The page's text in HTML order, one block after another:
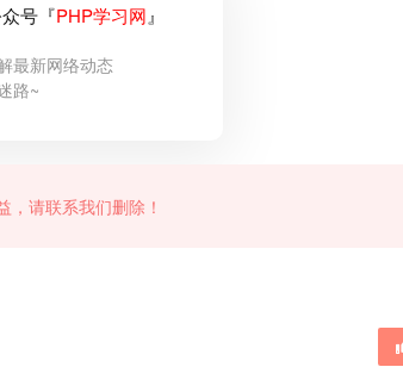
号『PHP学习网 』
最新网络动态
路~
请联系我们删除！